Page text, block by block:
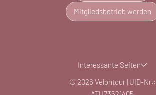
Mitgliedsbetrieb werden
Interessante Seiten
© 2026 Velontour UID-Nr.: